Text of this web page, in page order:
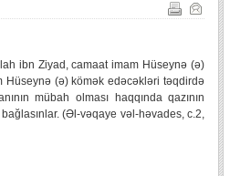
ibn Ziyad, camaat imam Hüseynə (ə)
Hüseynə (ə) kömək edəcəkləri təqdirdə
mübah olması haqqında qazının
(Əl-vəqaye vəl-həvades, c.2,